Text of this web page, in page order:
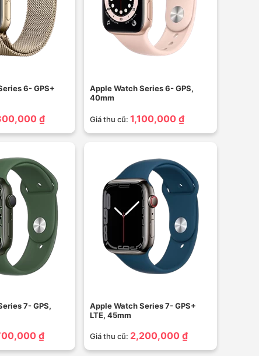
6- GPS+
₫
Apple Watch Series 6- GPS,
40mm
Giá thu cũ: 1,100,000 ₫
7- GPS,
₫
Apple Watch Series 7- GPS+
LTE, 45mm
Giá thu cũ: 2,200,000 ₫